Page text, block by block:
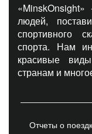
людей,
спортивного
спорта. Нам
красивые
странам и
Отчеты о